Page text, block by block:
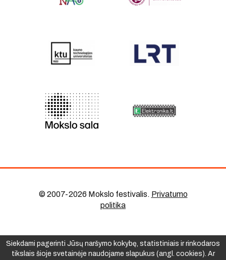
© 2007-2026 Mokslo festivalis. Privatumo
politika
Siekdami pagerinti Jūsų naršymo kokybę, statistiniais ir rinkodaros
tikslais šioje svetainėje naudojame slapukus (angl. cookies). Ar